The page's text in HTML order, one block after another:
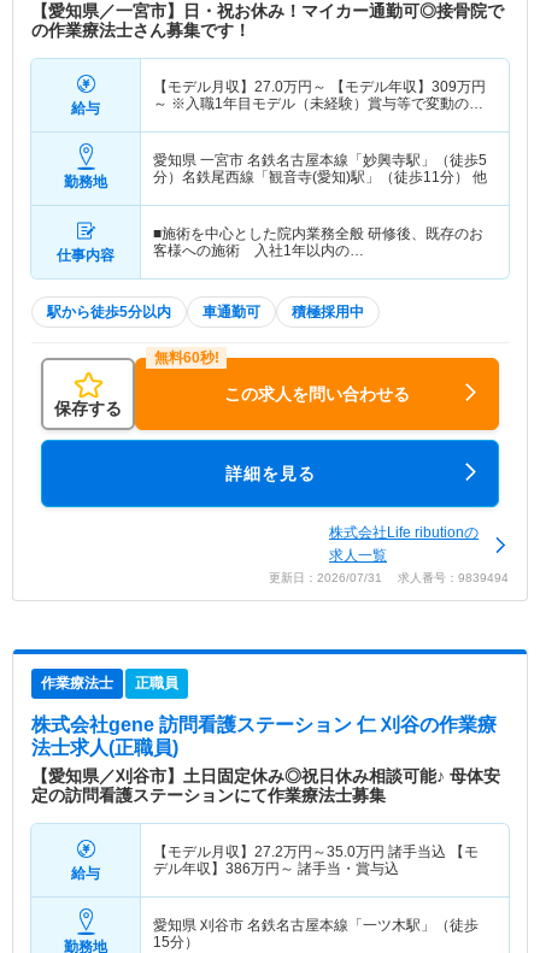
【愛知県／一宮市】日・祝お休み！マイカー通勤可◎接骨院で
の作業療法士さん募集です！
給与
【モデル月収】 27.0万円～ 【モデル年収】 309万円
～ ※入職1年目モデル（未経験）賞与等で変動の可
勤務地
愛知県 一宮市 名鉄名古屋本線「妙興寺駅」（徒歩5
分）名鉄尾西線「観音寺(愛知)駅」（徒歩11分） 他
仕事内容
■施術を中心とした院内業務全般 研修後、既存のお
客様への施術 入社1年以内の…
駅から徒歩5分以内 車通勤可 積極採用中
保存する
この求人を問い合わせる
詳細を見る
株式会社Life ributionの
求人一覧
更新日：2026/07/31 求人番号：9839494
作業療法士 正職員
株式会社gene 訪問看護ステーション 仁 刈谷の作業療
法士求人(正職員)
【愛知県／刈谷市】土日固定休み◎祝日休み相談可能♪ 母体安
定の訪問看護ステーションにて作業療法士募集
給与
【モデル月収】 27.2万円～35.0万円 諸手当込 【モ
デル年収】 386万円～ 諸手当・賞与込
勤務地
愛知県 刈谷市 名鉄名古屋本線「一ツ木駅」（徒歩
15分）